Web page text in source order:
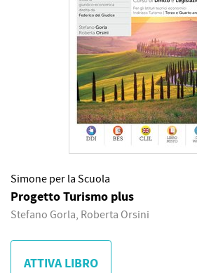
Simone per la Scuola
Progetto Turismo plus
Stefano Gorla, Roberta Orsini
ATTIVA LIBRO